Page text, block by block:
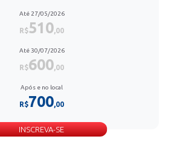
Até 27/05/2026
R$510,00
Até 30/07/2026
R$600,00
Após e no local
R$700,00
INSCREVA-SE